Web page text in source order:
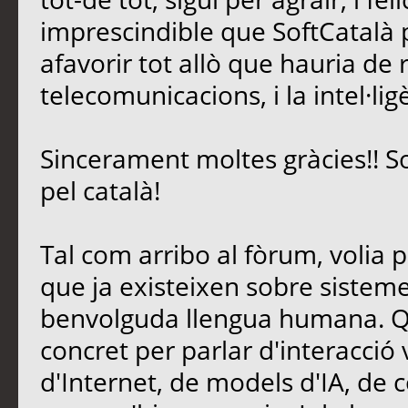
imprescindible que SoftCatalà
afavorir tot allò que hauria de
telecomunicacions, i la
Sincerament moltes gràcies!!
pel català!
Tal com arribo al fòrum, volia
que ja existeixen sobre
benvolguda llengua humana.
concret per parlar d'interacció
d'Internet, de models d'IA, de